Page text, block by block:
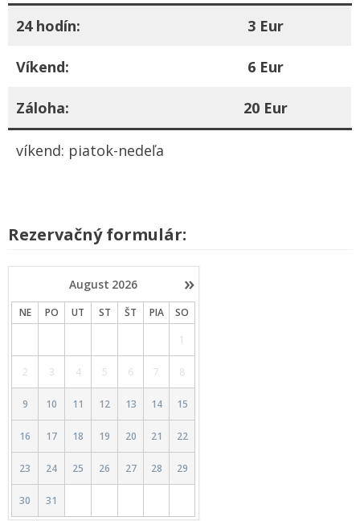
24 hodín: 3 Eur
Víkend: 6 Eur
Záloha: 20 Eur
víkend: piatok-nedeľa
Rezervačný formulár:
»
August 2026
NE PO UT ST ŠT PIA
SO
1
2 3 4 5 6 7 8
9 10 11 12 13 14 15
16 17 18 19 20 21 22
23 24 25 26 27 28 29
30 31